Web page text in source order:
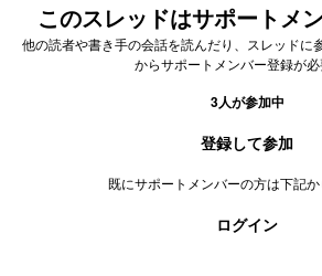
このスレッドはサポートメ
他の読者や書き手の会話を読んだり、スレッドに
からサポートメンバー登録が
3人が参加中
登録して参加
既にサポートメンバーの方は下記
ログイン